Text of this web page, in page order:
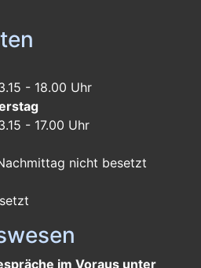
- 18.00 Uhr
- 17.00 Uhr
nicht besetzt
im Voraus unter